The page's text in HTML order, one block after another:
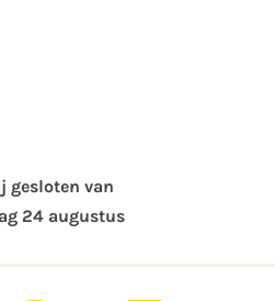
gesloten van
24 augustus